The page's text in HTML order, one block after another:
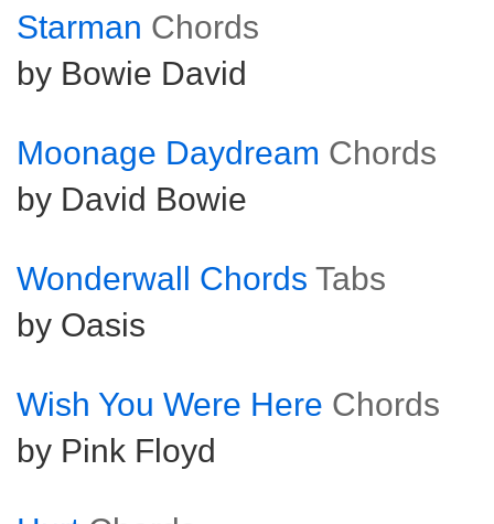
Starman Chords
by Bowie David
Moonage Daydream Chords
by David Bowie
Wonderwall Chords Tabs
by Oasis
Wish You Were Here Chords
by Pink Floyd